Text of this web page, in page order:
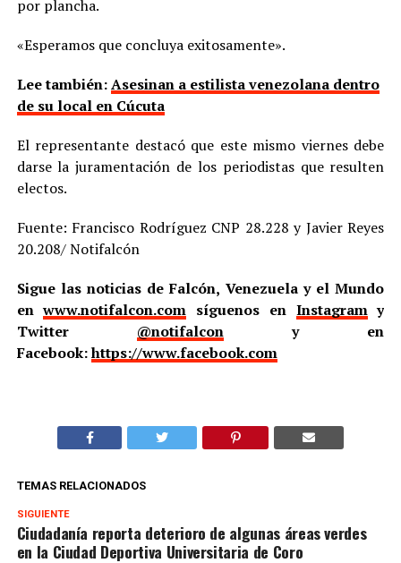
por plancha.
«Esperamos que concluya exitosamente».
Lee también:Asesinan a estilista venezolana dentro
de su local en Cúcuta
El representante destacó que este mismo viernes debe
darse la juramentación de los periodistas que resulten
electos.
Fuente: Francisco Rodríguez CNP 28.228 y Javier Reyes
20.208/ Notifalcón
Sigue las noticias de Falcón, Venezuela y el Mundo
enwww.notifalcon.com síguenos en Instagramy
Twitter @notifalcony en
Facebook:https://www.facebook.com
TEMAS RELACIONADOS
SIGUIENTE
Ciudadanía reporta deterioro de algunas áreas verdes
en la Ciudad Deportiva Universitaria de Coro